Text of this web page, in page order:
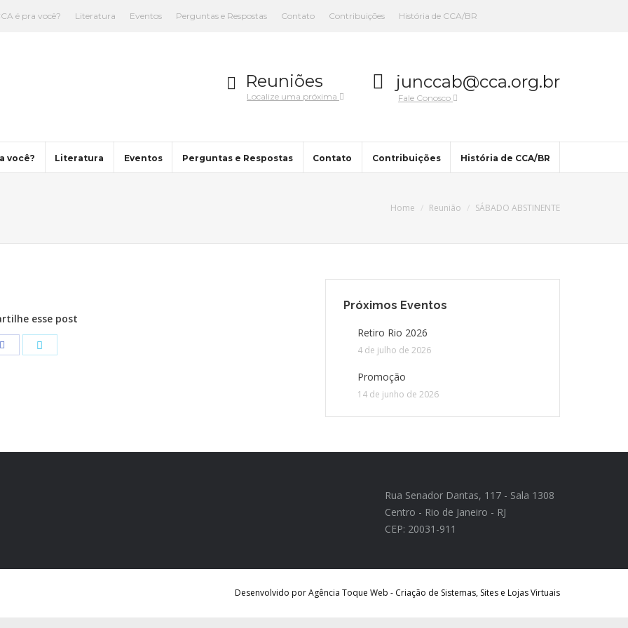
é pra você? Literatura Eventos Perguntas e Respostas Contato Contribuições História de CCA/BR
Reuniões
Localize uma próxima
junccab@cca.org.br
Fale Conosco
você? Literatura Eventos Perguntas e Respostas Contato Contribuições História de CCA/BR
Home Reunião SÁBADO ABSTINENTE
esse post
Próximos Eventos
Retiro Rio 2026
4 de julho de 2026
Promoção
14 de junho de 2026
Rua Senador Dantas, 117 - Sala 1308
Centro - Rio de Janeiro - RJ
CEP: 20031-911
Desenvolvido por Agência Toque Web - Criação de Sistemas, Sites e Lojas Virtuais